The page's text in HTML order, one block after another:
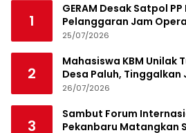
1
GERAM Desak Satpol
Pelanggaran Jam
25/07/2026
2
Mahasiswa KBM Unilak
Desa Paluh, Tinggalkan
dan Aksi Sosial
26/07/2026
3
Sambut Forum
Pekanbaru Matangkan